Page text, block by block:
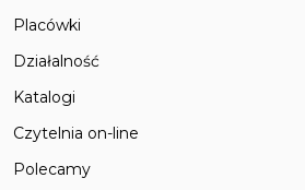
Placówki
Działalność
Katalogi
Czytelnia on-line
Polecamy